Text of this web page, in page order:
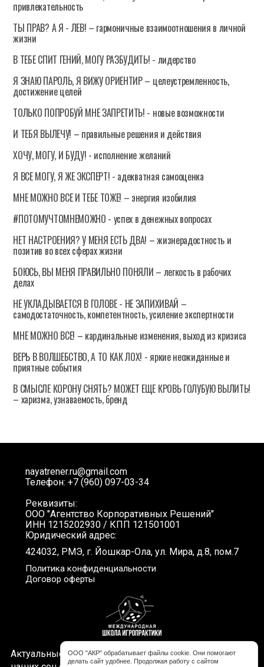
привлекательность
ТЫ ПРАВ? А Я - ЛЕВ! – гармоничные взаимоотношения в личной
жизни
В ТЕБЕ СПИТ ГЕНИЙ, МОГУ РАЗБУДИТЬ! - лидерство
Я ЗНАЮ ПАРОЛЬ, Я ВИЖУ ОРИЕНТИР – целеустремленность,
достижение целей
ТОЛЬКО ПОПРОБУЙ МНЕ ЗАПРЕТИТЬ! - новые возможности
И ТЕБЯ ВЫЛЕЧУ! – правильные решения и действия
ХОЧУ, МОГУ, И БУДУ! - исполнение желаний
Я ВСЕ МОГУ, Я ЖЕ ЭКСПЕРТ! - адекватная самооценка
МНЕ МОЖНО ВСЕ И ТЕБЕ ТОЖЕ! – энергия изобилия
#ПОТОМУЧТОМНЕМОЖНО - успех в денежных вопросах
НЕТ НАСТРОЕНИЯ? У МЕНЯ ЕСТЬ ДВА! – жизнерадостность и
позитив во всех сферах жизни
БОЮСЬ, ВЫ МЕНЯ ПРАВИЛЬНО ПОНЯЛИ – легкость в рабочих
делах
НЕ УКЛАДЫВАЕТСЯ В ГОЛОВЕ - НЕ ЗАПИХИВАЙ –
самодостаточность, компетентность, усиление экспертности
МНЕ МОЖНО ВСЕ! – кардинальные изменения, выход из кризиса
ВЕРЬ В ВОЛШЕБСТВО, А ТО КАК ЛОХ! - яркие неожиданные и
приятные события
В СМЫСЛЕ КОРОНУ СНЯТЬ? МОЖЕТ ЕЩЕ КРОВЬ ГОЛУБУЮ ВЫЛИТЬ!
– харизма, узнаваемость, бренд
nayatrener.ru@gmail.com
Телефон: +7 (960) 097-03-34
Реквизиты:
ООО "Агентство Корпоративных Решений"
ИНН 1215202930 / КПП 121501001
Юридический адрес:
424032, РМЭ, г. Йошкар-Ола, ул. Мира, д.8, пом.7
Политика конфиденциальности
Договор оферты
Актуальные новости, интересные видео и акции в
ООО "АКР" обрабатывает файлы cookie. Они помогают
делать сайт удобнее. Продолжая работу с сайтом